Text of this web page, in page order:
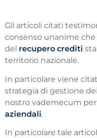
Gli articoli citati
consenso unanime
del recupero crediti
territorio nazionale.
In particolare viene
strategia di gestione
nostro vademecum per
aziendali.
In particolare tale